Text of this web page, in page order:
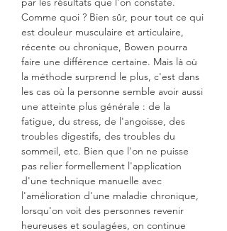
Comme quoi ? Bien sûr, pour tout ce qui
est douleur musculaire et articulaire,
récente ou chronique, Bowen pourra
faire une différence certaine. Mais là où
la méthode surprend le plus, c'est dans
les cas où la personne semble avoir aussi
une atteinte plus générale : de la
fatigue, du stress, de l'angoisse, des
troubles digestifs, des troubles du
sommeil, etc. Bien que l'on ne puisse
pas relier formellement l'application
d'une technique manuelle avec
l'amélioration d'une maladie chronique,
lorsqu'on voit des personnes revenir
heureuses et soulagées, on continue